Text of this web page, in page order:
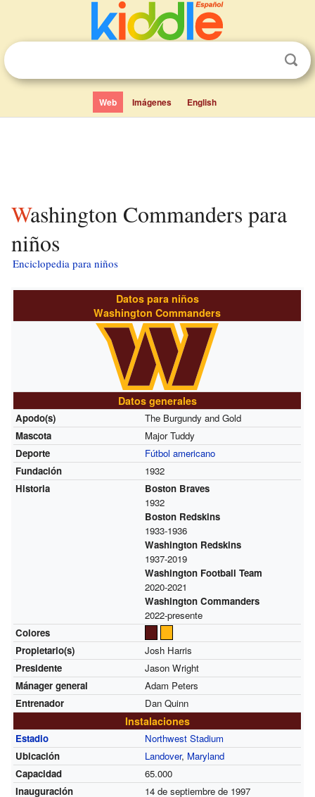
Web Imágenes English
Washington Commanders para
niños
Enciclopedia para niños
Datos para niños
Washington Commanders
Datos generales
Apodo(s)
The Burgundy and Gold
Mascota
Major Tuddy
Deporte
Fútbol americano
Fundación
1932
Historia
Boston Braves
1932
Boston Redskins
1933-1936
Washington Redskins
1937-2019
Washington Football Team
2020-2021
Washington Commanders
2022-presente
Colores
Propietario(s)
Josh Harris
Presidente
Jason Wright
Mánager general
Adam Peters
Entrenador
Dan Quinn
Instalaciones
Estadio
Northwest Stadium
Ubicación
Landover, Maryland
Capacidad
65.000
Inauguración
14 de septiembre de 1997